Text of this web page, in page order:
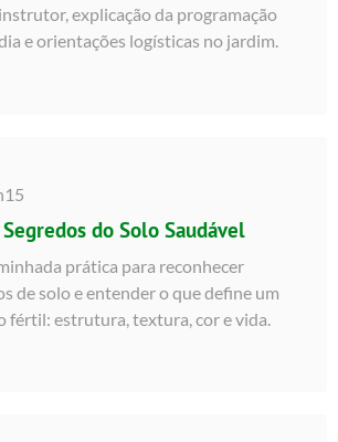
explicação da programação
e orientações logísticas no jardim.
do Solo Saudável
prática para reconhecer
de solo e entender o que define um
fértil: estrutura, textura, cor e vida.